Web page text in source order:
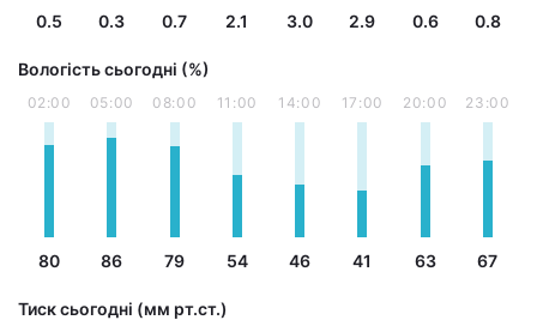
0.5 0.3 0.7 2.1 3.0 2.9 0.6 0.8
Вологість сьогодні (%)
02:00
80
05:00
86
08:00
79
11:00
54
14:00
46
17:00
41
20:00
63
23:00
67
Тиск сьогодні (мм рт.ст.)